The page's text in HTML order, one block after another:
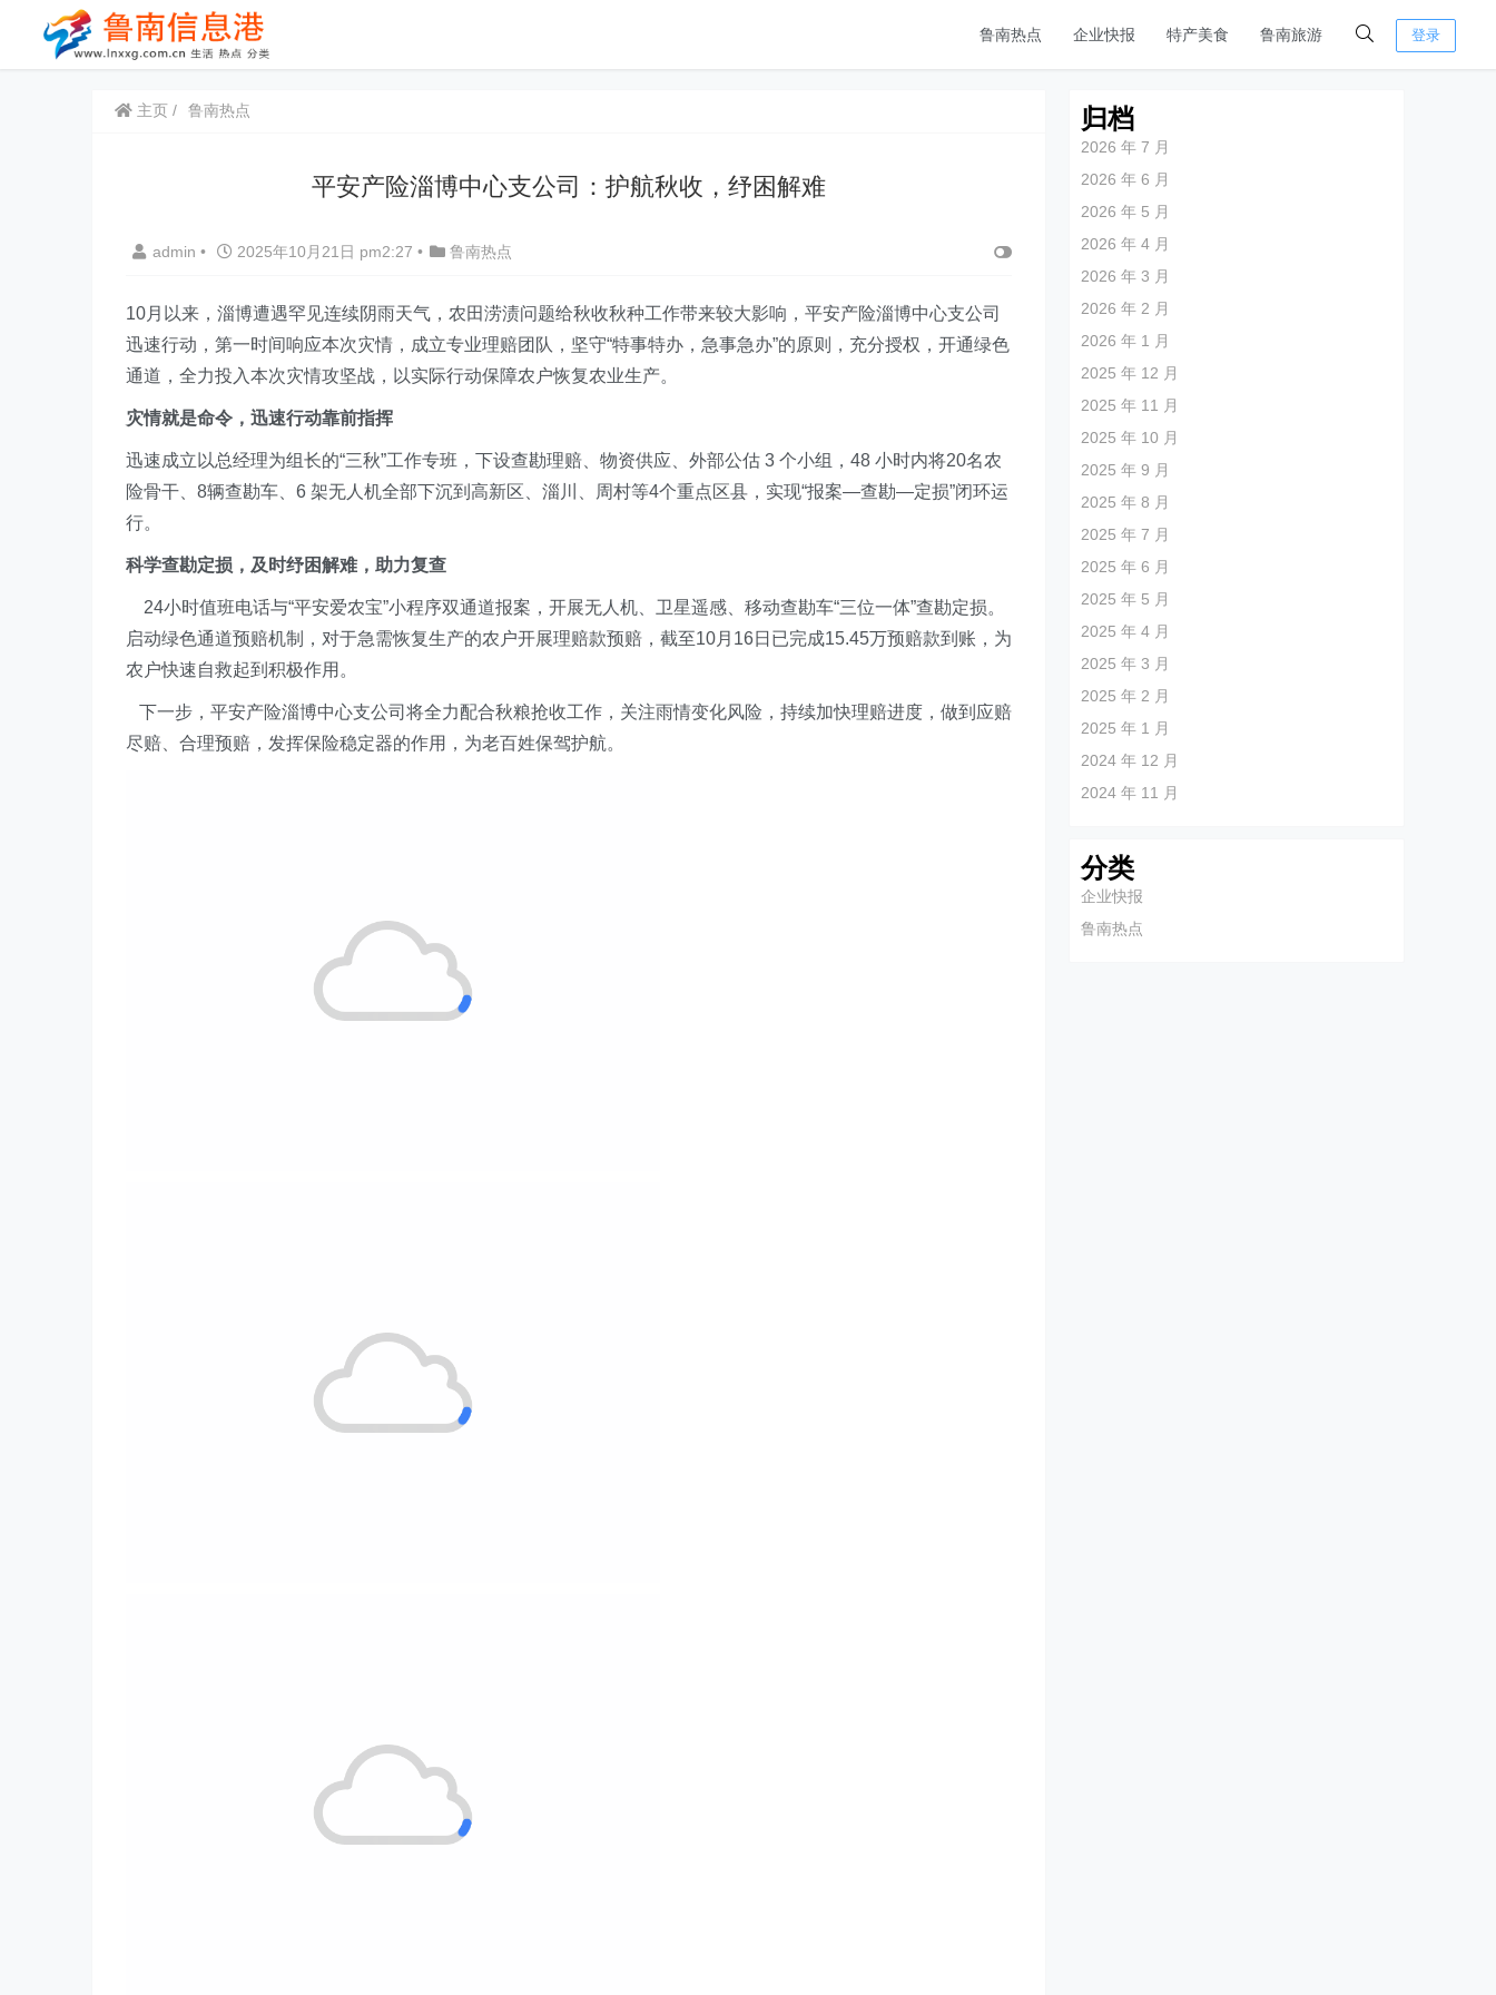
鲁南热点 企业快报 特产美食 鲁南旅游 登录
主页 鲁南热点
平安产险淄博中心支公司：护航秋收，纾困解难
admin • 2025年10月21日 pm2:27 • 鲁南热点
10月以来，淄博遭遇罕见连续阴雨天气，农田涝渍问题给秋收秋种工作带来较大影响，平安产险淄博中心支公司
迅速行动，第一时间响应本次灾情，成立专业理赔团队，坚守“特事特办，急事急办”的原则，充分授权，开通绿色
通道，全力投入本次灾情攻坚战，以实际行动保障农户恢复农业生产。
灾情就是命令，迅速行动靠前指挥
迅速成立以总经理为组长的“三秋”工作专班，下设查勘理赔、物资供应、外部公估 3 个小组，48 小时内将20名农
险骨干、8辆查勘车、6 架无人机全部下沉到高新区、淄川、周村等4个重点区县，实现“报案—查勘—定损”闭环运
行。
科学查勘定损，及时纾困解难，助力复查
24小时值班电话与“平安爱农宝”小程序双通道报案，开展无人机、卫星遥感、移动查勘车“三位一体”查勘定损。
启动绿色通道预赔机制，对于急需恢复生产的农户开展理赔款预赔，截至10月16日已完成15.45万预赔款到账，为
农户快速自救起到积极作用。
下一步，平安产险淄博中心支公司将全力配合秋粮抢收工作，关注雨情变化风险，持续加快理赔进度，做到应赔
尽赔、合理预赔，发挥保险稳定器的作用，为老百姓保驾护航。
归档
2026 年 7 月
2026 年 6 月
2026 年 5 月
2026 年 4 月
2026 年 3 月
2026 年 2 月
2026 年 1 月
2025 年 12 月
2025 年 11 月
2025 年 10 月
2025 年 9 月
2025 年 8 月
2025 年 7 月
2025 年 6 月
2025 年 5 月
2025 年 4 月
2025 年 3 月
2025 年 2 月
2025 年 1 月
2024 年 12 月
2024 年 11 月
分类
企业快报
鲁南热点